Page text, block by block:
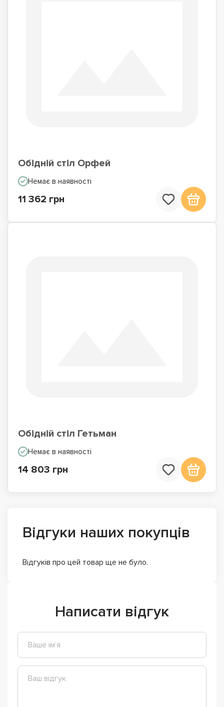
Обідній стіл Орфей
Немає в наявності
11 362 грн
Обідній стіл Гетьман
Немає в наявності
14 803 грн
Відгуки наших покупців
Відгуків про цей товар ще не було.
Написати відгук